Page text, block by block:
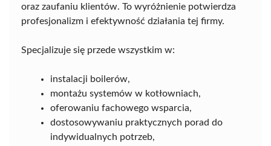
oraz zaufaniu klientów. To wyróżnienie potwierdza
profesjonalizm i efektywność działania tej firmy.
Specjalizuje się przede wszystkim w:
instalacji boilerów,
montażu systemów w kotłowniach,
oferowaniu fachowego wsparcia,
dostosowywaniu praktycznych porad do
indywidualnych potrzeb,